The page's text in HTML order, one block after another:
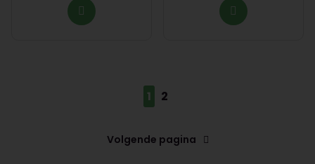
1 2
Volgende pagina